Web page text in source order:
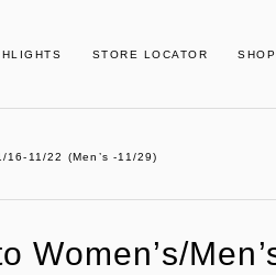
STORE LOCATOR
16-11/22 (Men’s -11/29)
Women’s/